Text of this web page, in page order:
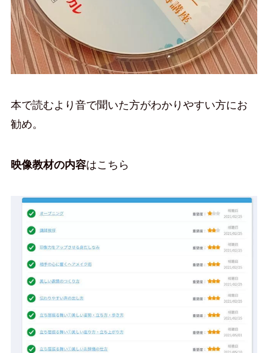
本で読むより音で聞いた方がわかりやすい方にお
勧め。
映像教材の内容はこちら